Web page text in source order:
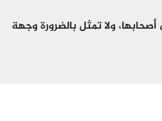
ولا تمثل بالضرورة وجهة